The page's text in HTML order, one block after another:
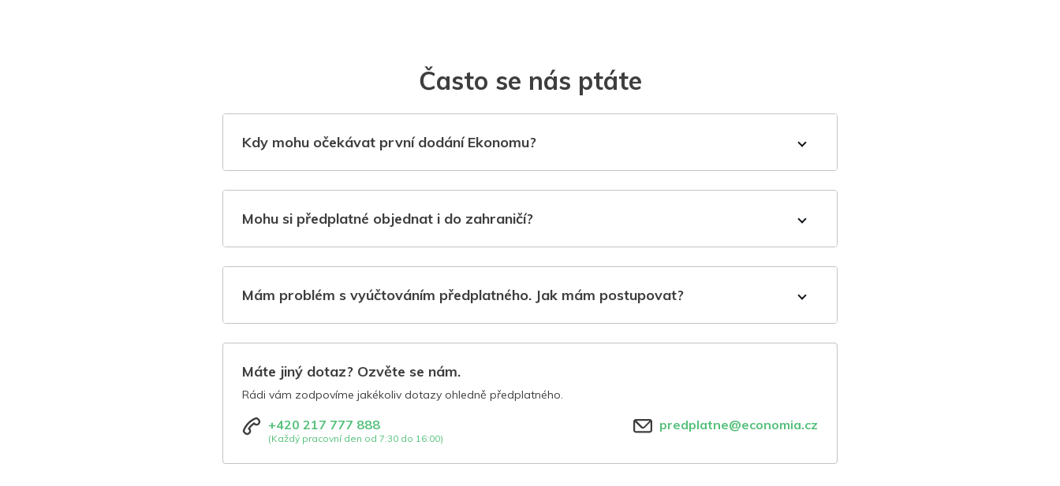
Často se nás ptáte
Kdy mohu očekávat první dodání Ekonomu?
Mohu si předplatné objednat i do zahraničí?
Mám problém s vyúčtováním předplatného. Jak mám postupovat?
Máte jiný dotaz? Ozvěte se nám.
Rádi vám zodpovíme jakékoliv dotazy ohledně předplatného.
+420 217 777 888
(Každý pracovní den od 7:30 do 16:00)
predplatne@economia.cz